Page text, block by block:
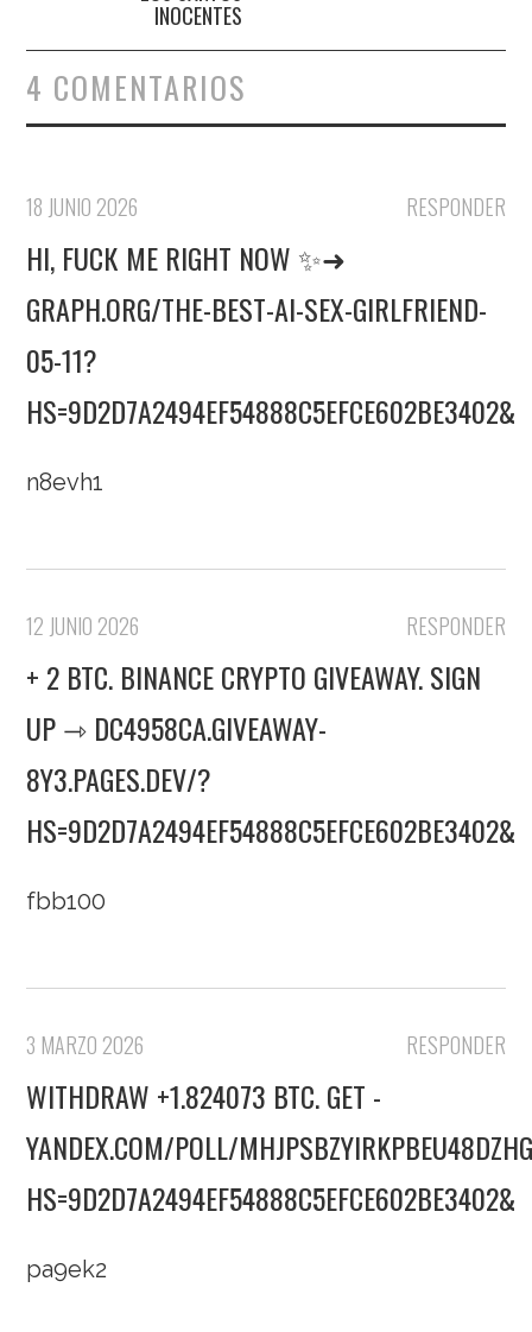
INOCENTES
4 COMENTARIOS
RESPONDER
18 JUNIO 2026
HI, FUСК ME RIGHT NOW ✨➜
GRAPH.ORG/THE-BEST-AI-SEX-GIRLFRIEND-
05-11?
HS=9D2D7A2494EF54888C5EFCE602BE3402&
n8evh1
RESPONDER
12 JUNIO 2026
+ 2 BTC. BINANCE CRYPTO GIVEAWAY. SIGN
UP ⇾ DC4958CA.GIVEAWAY-
8Y3.PAGES.DEV/?
HS=9D2D7A2494EF54888C5EFCE602BE3402&
fbb100
RESPONDER
3 MARZO 2026
WITHDRAW +1.824073 BTC. GET -
YANDEX.COM/POLL/
HS=9D2D7A2494EF54888C5EFCE602BE3402&
pa9ek2